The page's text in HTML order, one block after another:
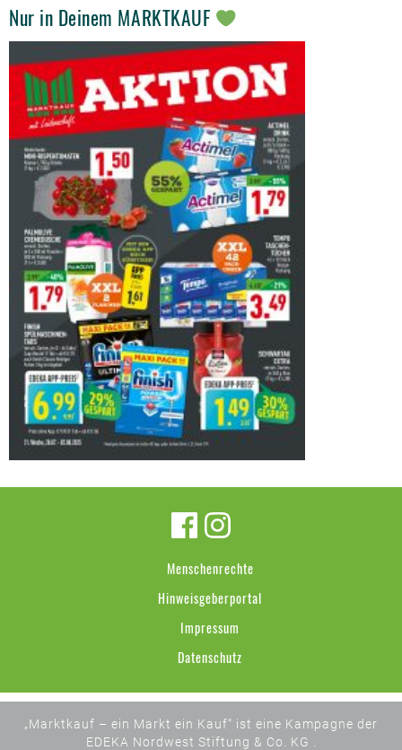
Nur in Deinem MARKTKAUF
Menschenrechte
Hinweisgeberportal
Impressum
Datenschutz
„Marktkauf – ein Markt ein Kauf“ ist eine Kampagne der
EDEKA Nordwest Stiftung & Co. KG .